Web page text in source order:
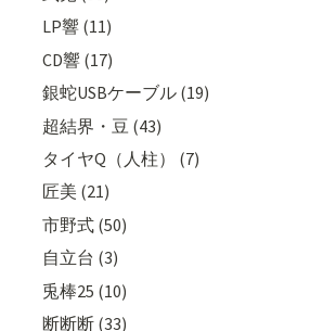
LP響 (11)
CD響 (17)
銀蛇USBケーブル (19)
超結界・豆 (43)
タイヤQ（人柱） (7)
匠美 (21)
市野式 (50)
自立台 (3)
兎棒25 (10)
断断断 (33)